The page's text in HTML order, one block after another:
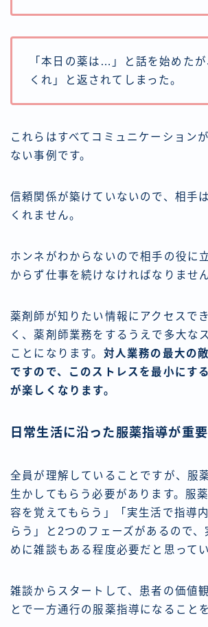
「本日の薬は…」と話を始めた
くれ」と返されてしまった。
これらはすべてコミュニケーション
ない事例です。
信頼関係が築けていないので、相手
くれません。
ホンネがわからないので相手の役に
からず仕事を続けなければなりません
薬剤師が知りたい情報にアクセスで
く、薬剤師業務をするうえで多大な
ことになります。 対人業務の最大の
ですので、このストレスを最小にす
が楽しくなります。
日常生活に沿った服薬指導が重
全員が理解していることですが、服
生かしてもらう必要があります。服
容を覚えてもらう」「実生活で指導
らう」と2つのフェーズがあるので、
めに雑談もある程度必要だと思ってい
雑談からスタートして、患者の価値
とで一方通行の服薬指導になること